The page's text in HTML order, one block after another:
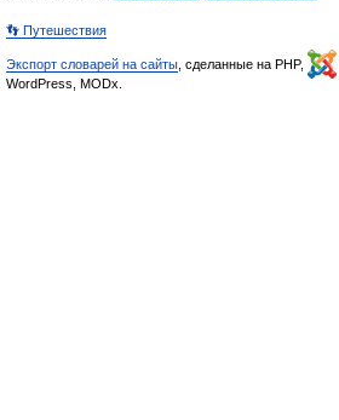
👣 Путешествия
Экспорт словарей на сайты , сделанные на PHP,
WordPress, MODx.